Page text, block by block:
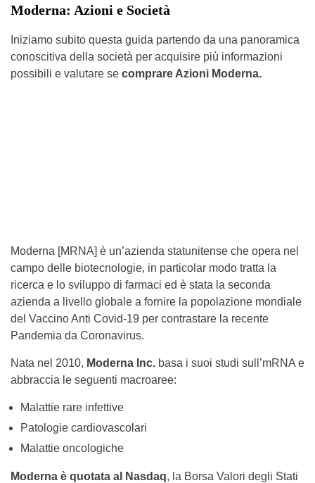
Moderna: Azioni e Società
Iniziamo subito questa guida partendo da una panoramica
conoscitiva della società per acquisire più informazioni
possibili e valutare se comprare Azioni Moderna.
Moderna [MRNA] è un’azienda statunitense che opera nel
campo delle biotecnologie, in particolar modo tratta la
ricerca e lo sviluppo di farmaci ed è stata la seconda
azienda a livello globale a fornire la popolazione mondiale
del Vaccino Anti Covid-19 per contrastare la recente
Pandemia da Coronavirus.
Nata nel 2010, Moderna Inc. basa i suoi studi sull’mRNA e
abbraccia le seguenti macroaree:
Malattie rare infettive
Patologie cardiovascolari
Malattie oncologiche
Moderna è quotata al Nasdaq, la Borsa Valori degli Stati